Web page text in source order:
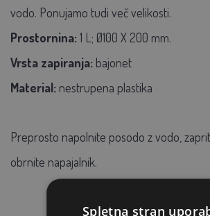
vodo. Ponujamo tudi več velikosti.
Prostornina: 1 L; Ø100 X 200 mm.
Vrsta zapiranja: bajonet
Material: nestrupena plastika
Preprosto napolnite posodo z vodo,
obrnite napajalnik.
Spletna stran